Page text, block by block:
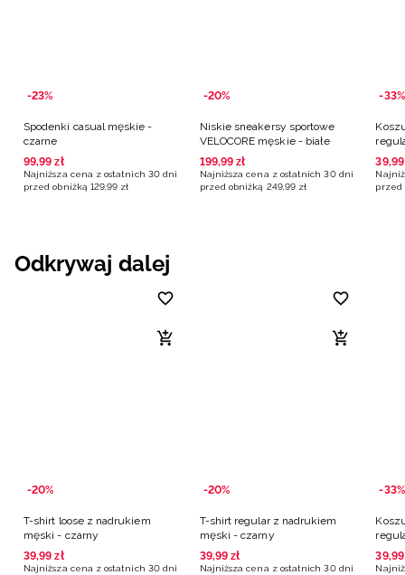
-23%
Spodenki casual męskie -
czarne
99,99 zł
Najniższa cena z ostatnich 30 dni
przed obniżką 129,99 zł
-20%
Niskie sneakersy sportowe
VELOCORE męskie - białe
199,99 zł
Najniższa cena z ostatnich 30 dni
przed obniżką 249,99 zł
-33%
39,99
przed
Odkrywaj dalej
-20%
T-shirt loose z nadrukiem
męski - czarny
39,99 zł
Najniższa cena z ostatnich 30 dni
-20%
T-shirt regular z nadrukiem
męski - czarny
39,99 zł
Najniższa cena z ostatnich 30 dni
-33%
biała
39,99